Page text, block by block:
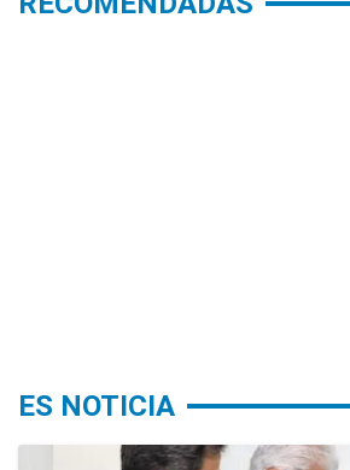
ES NOTICIA